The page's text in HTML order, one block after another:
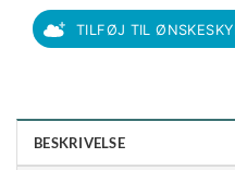
TILFØJ TIL
BESKRIVELSE